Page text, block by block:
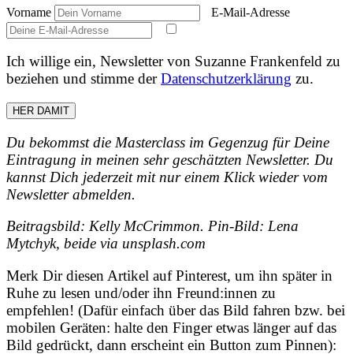
Vorname E-Mail-Adresse
Ich willige ein, Newsletter von Suzanne Frankenfeld zu
beziehen und stimme derDatenschutzerklärung zu.
HER DAMIT
Du bekommst die Masterclass im Gegenzug für Deine
Eintragung in meinen sehr geschätzten Newsletter. Du
kannst Dich jederzeit mit nur einem Klick wieder vom
Newsletter abmelden.
Beitragsbild: Kelly McCrimmon. Pin-Bild: Lena
Mytchyk, beide via unsplash.com
Merk Dir diesen Artikel auf Pinterest, um ihn später in
Ruhe zu lesen und/oder ihn Freund:innen zu
empfehlen! (Dafür einfach über das Bild fahren bzw. bei
mobilen Geräten: halte den Finger etwas länger auf das
Bild gedrückt, dann erscheint ein Button zum Pinnen):